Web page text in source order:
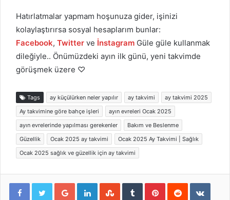
Hatırlatmalar yapmam hoşunuza gider, işinizi
kolaylaştırırsa sosyal hesaplarım bunlar:
Facebook, Twitter ve İnstagram Güle güle kullanmak
dileğiyle.. Önümüzdeki ayın ilk günü, yeni takvimde
görüşmek üzere ♡
Tags ay küçülürken neler yapılır ay takvimi
ay takvimi 2025
Ay takvimine göre bahçe işleri
ayın evreleri Ocak 2025
ayın evrelerinde yapılması gerekenler
Bakım ve Beslenme
Güzellik
Ocak 2025 ay takvimi
Ocak 2025 Ay Takvimi | Sağlık
Ocak 2025 sağlık ve güzellik için ay takvimi
Google+LinkedInStumbleUpon
TumblrPinterestReddit